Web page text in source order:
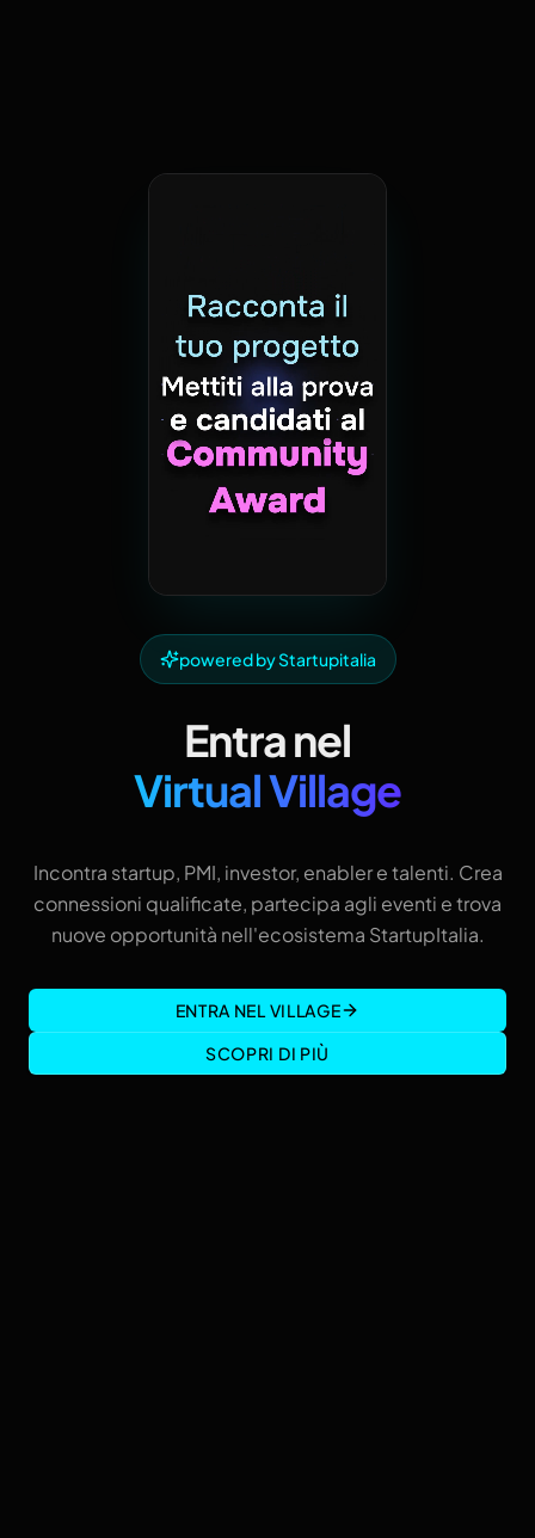
powered by Startupitalia
Entra nel
Virtual Village
Incontra startup, PMI, investor, enabler e talenti. Crea
connessioni qualificate, partecipa agli eventi e trova
nuove opportunità nell'ecosistema StartupItalia.
ENTRA NEL VILLAGE
SCOPRI DI PIÙ